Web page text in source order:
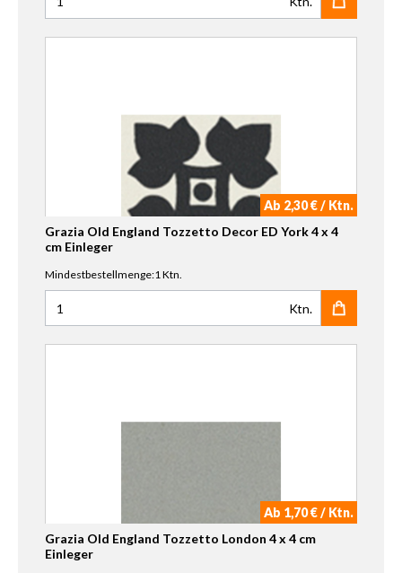
Anzahl für Grazia Old England Tozzetto York 4 x 4 cm
Ab 2,30 € / Ktn.
Grazia Old England Tozzetto Decor ED York 4 x 4
cm Einleger
Mindestbestellmenge:1 Ktn.
Anzahl für Grazia Old England Tozzetto Decor ED York 4
Ktn.
Ab 1,70 € / Ktn.
Grazia Old England Tozzetto London 4 x 4 cm
Einleger